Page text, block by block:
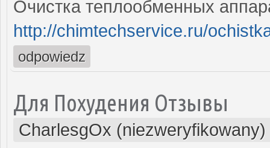
Очистка теплообменных
http://chimtechservice.ru/
odpowiedz
Для Похудения Отзывы
CharlesgOx (niezweryfikowany)